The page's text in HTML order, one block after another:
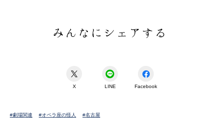
みんなにシェアする
X LINE Facebook
#劇場関連 #オペラ座の怪人 #名古屋